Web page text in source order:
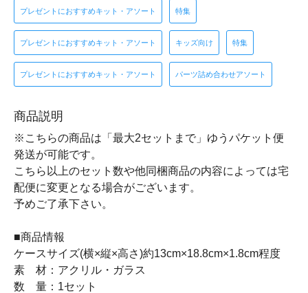
プレゼントにおすすめキット・アソート 特集
プレゼントにおすすめキット・アソート キッズ向け 特集
プレゼントにおすすめキット・アソート パーツ詰め合わせアソート
商品説明
※こちらの商品は「最大2セットまで」ゆうパケット便
発送が可能です。
こちら以上のセット数や他同梱商品の内容によっては宅
配便に変更となる場合がございます。
予めご了承下さい。
■商品情報
ケースサイズ(横×縦×高さ)約13cm×18.8cm×1.8cm程度
素 材：アクリル・ガラス
数 量：1セット